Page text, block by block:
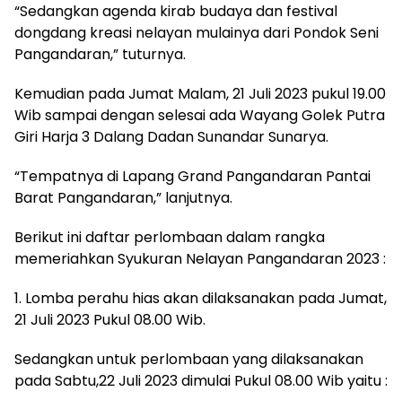
“Sedangkan agenda kirab budaya dan festival
dongdang kreasi nelayan mulainya dari Pondok Seni
Pangandaran,” tuturnya.
Kemudian pada Jumat Malam, 21 Juli 2023 pukul 19.00
Wib sampai dengan selesai ada Wayang Golek Putra
Giri Harja 3 Dalang Dadan Sunandar Sunarya.
“Tempatnya di Lapang Grand Pangandaran Pantai
Barat Pangandaran,” lanjutnya.
Berikut ini daftar perlombaan dalam rangka
memeriahkan Syukuran Nelayan Pangandaran 2023 :
1. Lomba perahu hias akan dilaksanakan pada Jumat,
21 Juli 2023 Pukul 08.00 Wib.
Sedangkan untuk perlombaan yang dilaksanakan
pada Sabtu,22 Juli 2023 dimulai Pukul 08.00 Wib yaitu :